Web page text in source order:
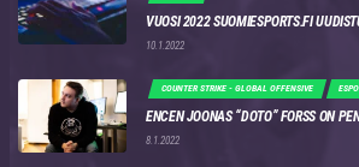
VUOSI 2022 SUOMIESPORTS.FI
10.1.2022
COUNTER STRIKE - GLOBAL OFFENSIVE
ENCEN JOONAS “DOTO” FORSS ON
8.1.2022